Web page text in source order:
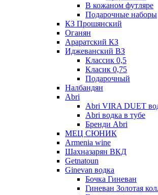
В кожаном футляре
Подарочные наборы
КЗ Прошянский
Оганян
Араратский КЗ
Иджеванский ВЗ
Классик 0,5
Класик 0,75
Подарочный
Налбандян
Abri
Abri VIRA DUET
Abri водка в тубе
Бренди Abri
МЕЦ СЮНИК
Armenia wine
Шахназарян ВКД
Getnatoun
Ginevan водка
Бочка Гиневан
Гиневан Золотая